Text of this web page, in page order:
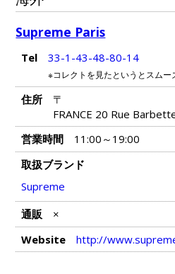
Supreme Paris
Tel 33-1-43-48-80-14
※コレクトを見たというとスムー
住所
〒
FRANCE 20 Rue
営業時間
11:00～19:00
取扱ブランド
Supreme
通販
×
Website
http://